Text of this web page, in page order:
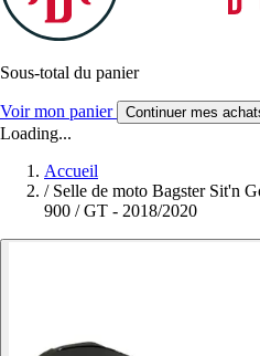
Sous-total du panier
Voir mon panier Continuer mes
Loading...
Accueil
/ Selle de moto Bagster Sit'n
900 / GT - 2018/2020